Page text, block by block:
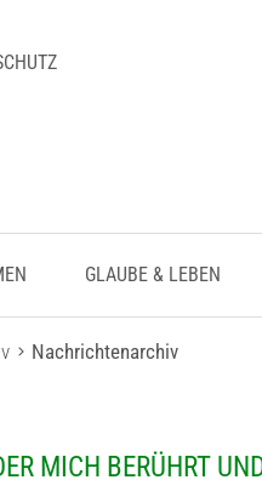
GLAUBE & LEBEN
Nachrichtenarchiv
MICH BERÜHRT